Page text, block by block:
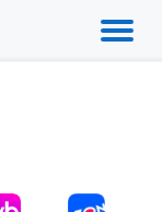
Toggle